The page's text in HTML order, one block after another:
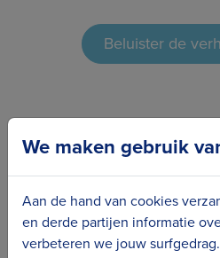
Beluister de
De tentoonstelling
In de vijf
kleine attractieve expo
thema 'billenkarren'
We maken gebruik
Aan de hand van cookies
en derde partijen informatie
verbeteren we jouw